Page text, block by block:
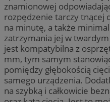
znamionowej
rozpędzenie tarczy tnącej
na minutę, a także
zatrzymania jej w
jest kompatybilna z
mm, tym samym
pomiędzy głębokością
samego urządzenia.
na szybką i całkowicie